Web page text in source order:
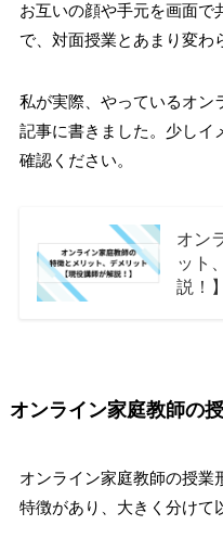
お互いの顔や手元を画面で
で、対面授業とあまり変わ
私が実際、やっているオン
記事に書きました。少しイ
確認ください。
オン
ット
説！】
オンライン家庭教師の
オンライン家庭教師の授業
特徴があり、大きく分けて